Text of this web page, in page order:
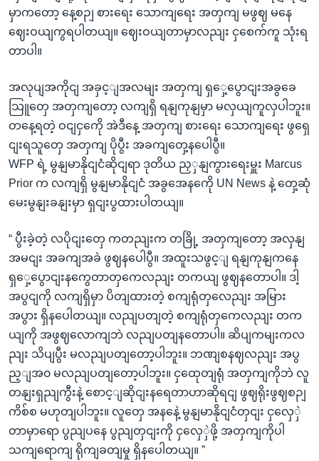
မှာကတော့ နေ့စဉျ စားရေး သောကျရေး အတှကျ မဖွဈ မနေ
ဈေးဝယျကွရပါတယျ။ ဈေးဝယျတာမှာလညျး ငှစေက်ကူ သုံးရ
တာပါ။
အလုပျအကိုငျ အခှင့ျအလမျး အတှကျ ရှှေ့ပွောငျးအခွခေ
သြူတှေ အတှကျတော့ လကျရှိ ရနျကုနျမှာ မလှယျကူလှပါဘူး။
တနေ့ရတဲ့ ဝငျငှကေို အဲဒီနေ့ အတှကျ စားရေး သောကျရေး ဖွရှေ
ငျးရသူတှေ အတှကျ ပိုပွီး အခကျတှေ့နပေါပွီ။
WFP ရဲ့ မွနျမာနိုငျငံဆိုငျရာ ဒုတိယ ညှှနျကွားရေးမှူး Marcus
Prior က လကျရှိ မွနျမာနိုငျငံ အခွအေနကေို UN News နဲ့ တှေ့ဆုံ
မေးမွနျးခနျးမှာ ရှငျးပွထားပါတယျ။
“ ပွီးခဲ့တဲ့ လပိုငျးတှေ ကတညျးက တခြို့ အတှကျတော့ အလှနျ
အမငျး အခကျအခဲ ဖွဈနပေါပွီ။ အထူးသဖွင့ျ ရနျကုနျကနေ
ရှှေ့ပွောငျးနကွေတာတှကေလညျး တကယျ ဖွဈနတောပါ။ ဒါ့
အပွငျကို လကျရှိမှာ ပိတျထားတဲ့ စကျရုံတှလေညျး အမြား
အပွား ရှိနပေါတယျ။ လညျပတျတဲ့ စကျရုံတှကေလညျး တက
ယျကို အဖွဈလောကျဘဲ လညျပတျနတောပါ။ ဆိပျကမျးကလ
ညျး သိပျပွီး မလညျပတျတော့ပါဘူး။ ဘဏျစနဈလညျး အပွ
ည့ျအ၀ မလညျပတျတော့ပါဘူး။ ငှထေုတျရုံ အတှကျကိုဘဲ လူ
တနျးရှညျကွီးနဲ့ စောင့ျဆိုငျးနရေတာဟာဆိုရငျ ဖွဈရိုးဖွဈစဉျ
ကိစ်စ မဟုတျပါဘူး။ လူတှေ အနနေဲ့ မွနျမာနိုငျငံတှငျး ငှလှေှဲ
တာမှာရော ပွညျပနေ ပွညျတှငျးကို ငှလှေှဲဖို့ အတှကျကိုပါ
သကျရောကျ ရိုကျခတျမှု ရှိနပေါတယျ။ ”